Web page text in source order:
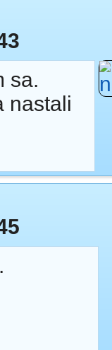
sa.
nastali